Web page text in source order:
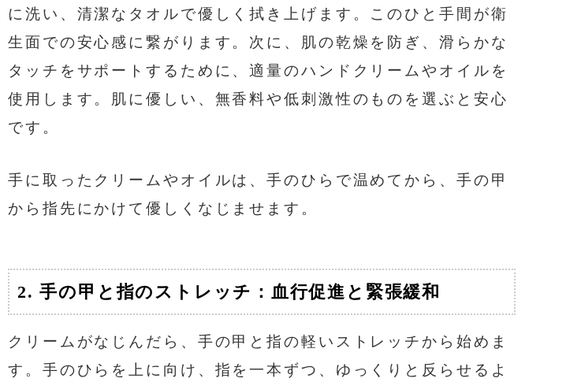
に洗い、清潔なタオルで優しく拭き上げます。このひと手間が衛
生面での安心感に繋がります。次に、肌の乾燥を防ぎ、滑らかな
タッチをサポートするために、適量のハンドクリームやオイルを
使用します。肌に優しい、無香料や低刺激性のものを選ぶと安心
です。
手に取ったクリームやオイルは、手のひらで温めてから、手の甲
から指先にかけて優しくなじませます。
2. 手の甲と指のストレッチ：血行促進と緊張緩和
クリームがなじんだら、手の甲と指の軽いストレッチから始めま
す。手のひらを上に向け、指を一本ずつ、ゆっくりと反らせるよ